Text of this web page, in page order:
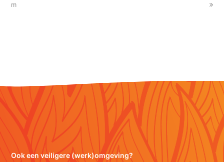
m
Ook een veiligere (werk)omgeving?